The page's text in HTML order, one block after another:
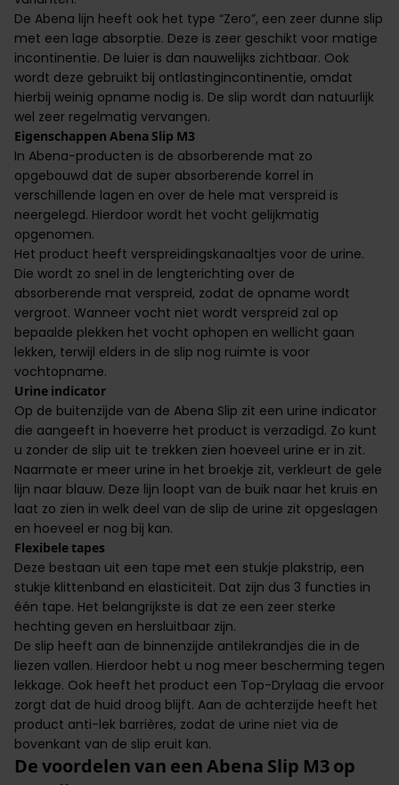
De Abena lijn heeft ook het type “Zero”, een zeer dunne slip
met een lage absorptie. Deze is zeer geschikt voor matige
incontinentie. De luier is dan nauwelijks zichtbaar. Ook
wordt deze gebruikt bij ontlastingincontinentie, omdat
hierbij weinig opname nodig is. De slip wordt dan natuurlijk
wel zeer regelmatig vervangen.
Eigenschappen Abena Slip M3
In Abena-producten is de absorberende mat zo
opgebouwd dat de super absorberende korrel in
verschillende lagen en over de hele mat verspreid is
neergelegd. Hierdoor wordt het vocht gelijkmatig
opgenomen.
Het product heeft verspreidingskanaaltjes voor de urine.
Die wordt zo snel in de lengterichting over de
absorberende mat verspreid, zodat de opname wordt
vergroot. Wanneer vocht niet wordt verspreid zal op
bepaalde plekken het vocht ophopen en wellicht gaan
lekken, terwijl elders in de slip nog ruimte is voor
vochtopname.
Urine indicator
Op de buitenzijde van de Abena Slip zit een urine indicator
die aangeeft in hoeverre het product is verzadigd. Zo kunt
u zonder de slip uit te trekken zien hoeveel urine er in zit.
Naarmate er meer urine in het broekje zit, verkleurt de gele
lijn naar blauw. Deze lijn loopt van de buik naar het kruis en
laat zo zien in welk deel van de slip de urine zit opgeslagen
en hoeveel er nog bij kan.
Flexibele tapes
Deze bestaan uit een tape met een stukje plakstrip, een
stukje klittenband en elasticiteit. Dat zijn dus 3 functies in
één tape. Het belangrijkste is dat ze een zeer sterke
hechting geven en hersluitbaar zijn.
De slip heeft aan de binnenzijde antilekrandjes die in de
liezen vallen. Hierdoor hebt u nog meer bescherming tegen
lekkage. Ook heeft het product een Top-Drylaag die ervoor
zorgt dat de huid droog blijft. Aan de achterzijde heeft het
product anti-lek barrières, zodat de urine niet via de
bovenkant van de slip eruit kan.
De voordelen van een Abena Slip M3 op